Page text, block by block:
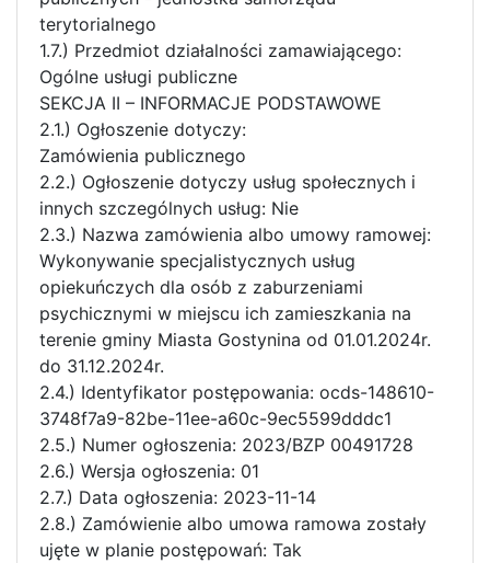
terytorialnego
1.7.) Przedmiot działalności zamawiającego:
Ogólne usługi publiczne
SEKCJA II – INFORMACJE PODSTAWOWE
2.1.) Ogłoszenie dotyczy:
Zamówienia publicznego
2.2.) Ogłoszenie dotyczy usług społecznych i
innych szczególnych usług: Nie
2.3.) Nazwa zamówienia albo umowy ramowej:
Wykonywanie specjalistycznych usług
opiekuńczych dla osób z zaburzeniami
psychicznymi w miejscu ich zamieszkania na
terenie gminy Miasta Gostynina od 01.01.2024r.
do 31.12.2024r.
2.4.) Identyfikator postępowania: ocds-148610-
3748f7a9-82be-11ee-a60c-9ec5599dddc1
2.5.) Numer ogłoszenia: 2023/BZP 00491728
2.6.) Wersja ogłoszenia: 01
2.7.) Data ogłoszenia: 2023-11-14
2.8.) Zamówienie albo umowa ramowa zostały
ujęte w planie postępowań: Tak